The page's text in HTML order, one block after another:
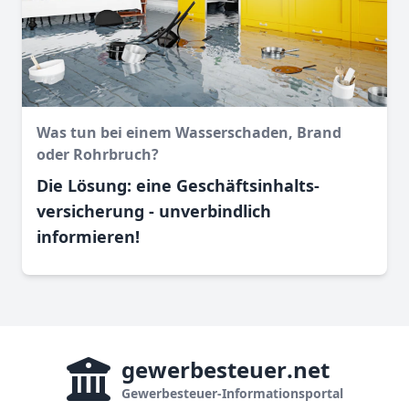
Was tun bei einem Wasser­schaden, Brand
oder Rohr­bruch?
Die Lösung: eine Geschäftsinhalts­
versicherung - unverbindlich
informieren!
gewerbesteuer.net
Gewerbesteuer-Informationsportal